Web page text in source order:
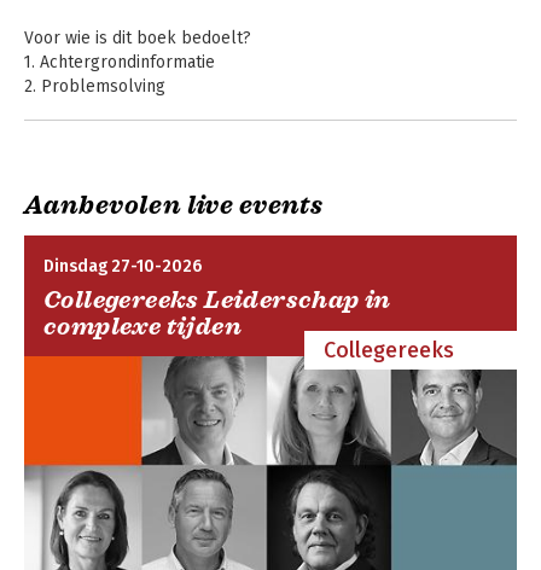
Voor wie is dit boek bedoelt?
1. Achtergrondinformatie
2. Problemsolving
7. Planning
8. PMS
9. 5S
Conclusie
Aanbevolen live events
Dinsdag 27-10-2026
Collegereeks Leiderschap in
complexe tijden
Collegereeks